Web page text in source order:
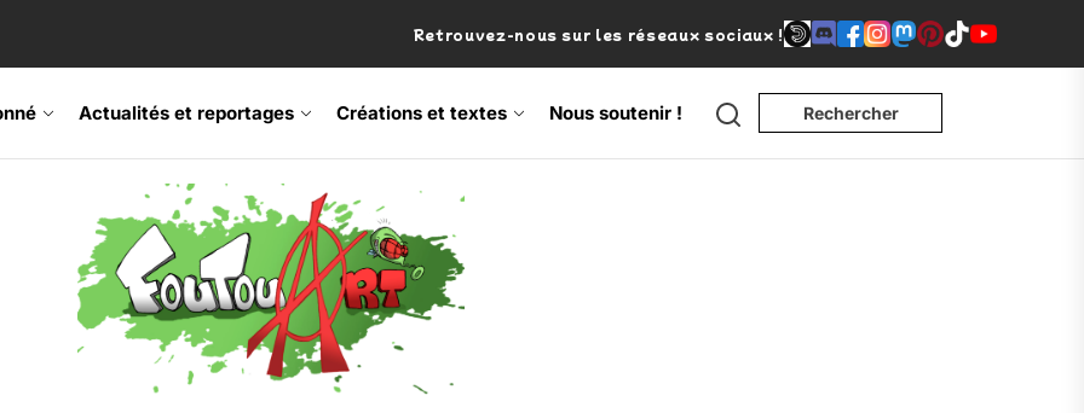
Retrouvez-nous sur les réseaux sociaux !
Actualités et reportages Créations et textes Nous soutenir ! Search Rechercher
Frisson Fripon – vernissage 21 mai (Lyon)
Festival – Samedi 18 juillet (Vaulx-en-Velin)
– Ŝtono, un livre réalisé par Michaël Moretti & Pierre Lacôte